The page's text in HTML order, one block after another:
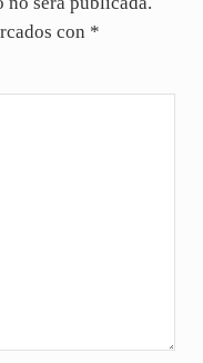
con *